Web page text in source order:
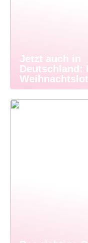
Jetzt auch in
Deutschland: